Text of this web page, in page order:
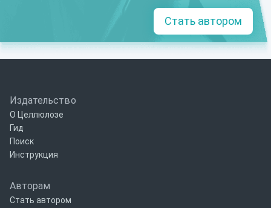
Стать автором
Издательство
О Целлюлозе
Гид
Поиск
Инструкция
Авторам
Стать автором